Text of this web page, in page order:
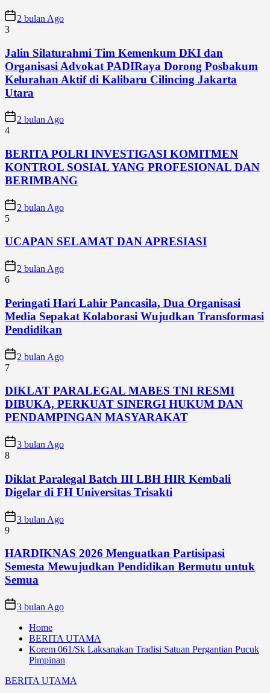
2 bulan Ago
3
Jalin Silaturahmi Tim Kemenkum DKI dan
Organisasi Advokat PADIRaya Dorong Posbakum
Kelurahan Aktif di Kalibaru Cilincing Jakarta
Utara
2 bulan Ago
4
BERITA POLRI INVESTIGASI KOMITMEN
KONTROL SOSIAL YANG PROFESIONAL DAN
BERIMBANG
2 bulan Ago
5
UCAPAN SELAMAT DAN APRESIASI
2 bulan Ago
6
Peringati Hari Lahir Pancasila, Dua Organisasi
Media Sepakat Kolaborasi Wujudkan Transformasi
Pendidikan
2 bulan Ago
7
DIKLAT PARALEGAL MABES TNI RESMI
DIBUKA, PERKUAT SINERGI HUKUM DAN
PENDAMPINGAN MASYARAKAT
3 bulan Ago
8
Diklat Paralegal Batch III LBH HIR Kembali
Digelar di FH Universitas Trisakti
3 bulan Ago
9
HARDIKNAS 2026 Menguatkan Partisipasi
Semesta Mewujudkan Pendidikan Bermutu untuk
Semua
3 bulan Ago
Home
BERITA UTAMA
Korem 061/Sk Laksanakan Tradisi Satuan Pergantian Pucuk
Pimpinan
BERITA UTAMA